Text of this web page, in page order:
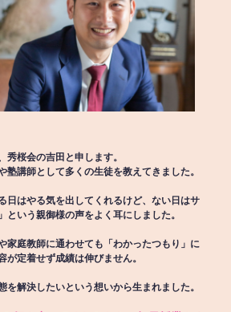
秀桜会の吉田と申します。
塾講師として多くの生徒を教えてきました。
日はやる気を出してくれるけど、ない日はサ
という親御様の声をよく耳にしました。
家庭教師に通わせても「わかったつもり」に
が定着せず成績は伸びません。
を解決したいという想いから生まれました。